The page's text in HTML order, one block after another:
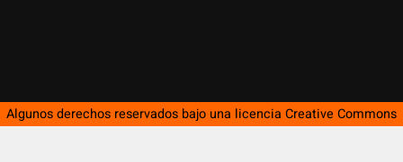
Algunos derechos reservados bajo una licencia Creative Commons